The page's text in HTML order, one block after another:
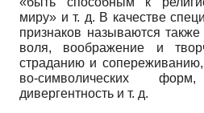
миру» и т. д. В качестве
признаков называются также
воля, воображение и
страданию и
во-символических
дивергентность и т. д.